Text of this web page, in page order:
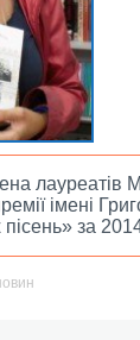
лауреатів
імені
за